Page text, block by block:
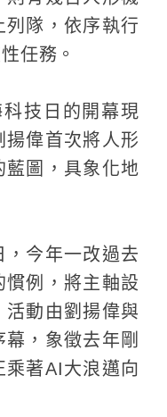
隊，依序執行
任務。
技日的開幕現
偉首次將人形
藍圖，具象化地
今年一改過去
例，將主軸設
動由劉揚偉與
，象徵去年剛
乘著AI大浪邁向